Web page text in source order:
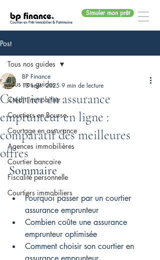
bp finance.
Courtier en Prêt Immobilier & Patrimoine
Simuler mon prêt
Post
Tous nos guides
Crédit immobilier
Courtiers en Bourse
Courtage en assurance
Agences immobilières
Courtier bancaire
Fiscalité personnelle
Courtiers immobiliers
Tous nos guides
Courtier en assurance
emprunteur en ligne :
comparatif des meilleures
offres
BP Finance
13 sept. 2025 9 min de lecture
Sommaire
Pourquoi passer par un courtier
assurance emprunteur
Combien coûte une assurance
emprunteur optimisée
Comment choisir son courtier en